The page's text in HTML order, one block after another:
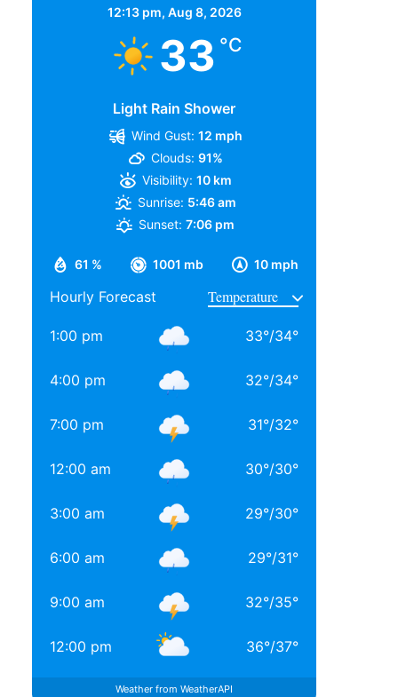
12:13 pm, Aug 8, 2026
33 °C
Light Rain Shower
61 % 1001 mb 10 mph
Wind Gust: 12 mph
Clouds: 91%
Visibility: 10 km
Sunrise: 5:46 am
Sunset: 7:06 pm
Hourly Forecast
1:00 pm 33°/34°
4:00 pm 32°/34°
7:00 pm 31°/32°
12:00 am 30°/30°
3:00 am 29°/30°
6:00 am 29°/31°
9:00 am 32°/35°
12:00 pm 36°/37°
Weather from WeatherAPI